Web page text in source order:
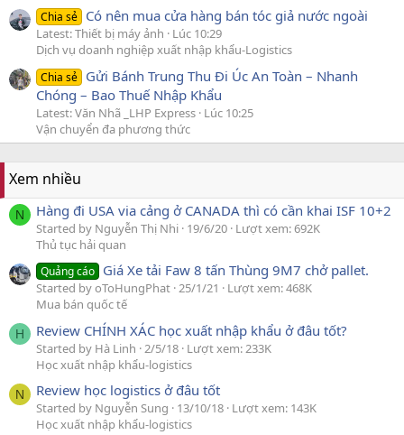
Chia sẻ Có nên mua cửa hàng bán tóc giả nước ngoài
Latest: Thiết bị máy ảnh
Lúc 10:29
Dịch vụ doanh nghiệp xuất nhập khẩu-Logistics
Chia sẻ Gửi Bánh Trung Thu Đi Úc An Toàn – Nhanh
Chóng – Bao Thuế Nhập Khẩu
Latest: Văn Nhã _LHP Express Lúc 10:25
Vận chuyển đa phương thức
Xem nhiều
N Hàng đi USA via cảng ở CANADA thì có cần khai ISF 10+2
Started by Nguyễn Thị Nhi 19/6/20 Lượt xem: 692K
Thủ tục hải quan
Quảng cáo Giá Xe tải Faw 8 tấn Thùng 9M7 chở pallet.
Started by oToHungPhat 25/1/21
Lượt xem: 468K
Mua bán quốc tế
H Review CHÍNH XÁC học xuất nhập khẩu ở đâu tốt?
Started by Hà Linh 2/5/18 Lượt xem: 233K
Học xuất nhập khẩu-logistics
N Review học logistics ở đâu tốt
Started by Nguyễn Sung 13/10/18 Lượt xem: 143K
Học xuất nhập khẩu-logistics